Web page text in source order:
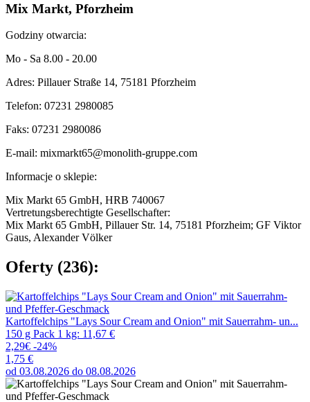
Mix Markt, Pforzheim
Godziny otwarcia:
Mo - Sa 8.00 - 20.00
Adres: Pillauer Straße 14, 75181 Pforzheim
Telefon: 07231 2980085
Faks: 07231 2980086
E-mail: mixmarkt65@monolith-gruppe.com
Informacje o sklepie:
Mix Markt 65 GmbH, HRB 740067
Vertretungsberechtigte Gesellschafter:
Mix Markt 65 GmbH, Pillauer Str. 14, 75181 Pforzheim; GF Viktor
Gaus, Alexander Völker
Oferty (236):
Kartoffelchips "Lays Sour Cream and Onion" mit Sauerrahm- un...
150 g Pack 1 kg: 11,67 €
2,29€ -24%
1,75 €
od 03.08.2026 do 08.08.2026